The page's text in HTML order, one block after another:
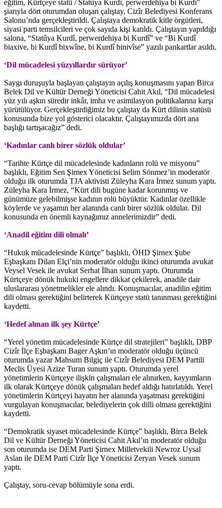
eğitim, Kürtçeye statü / Statûya Kurdî, perwerdehiya bi Kurdî”
şiarıyla dört oturumdan oluşan çalıştay, Cizîr Belediyesi Konferans
Salonu’nda gerçekleştirildi. Çalıştaya demokratik kitle örgütleri,
siyasi parti temsilcileri ve çok sayıda kişi katıldı. Çalıştayın yapıldığı
salona, “Statûya Kurdî, perwerdehiya bi Kurdî” ve “Bi Kurdî
biaxive, bi Kurdî bixwîne, bi Kurdî binivîse” yazılı pankartlar asıldı.
‘Dil mücadelesi yüzyıllardır sürüyor’
Saygı duruşuyla başlayan çalıştayın açılış konuşmasını yapan Birca
Belek Dil ve Kültür Derneği Yöneticisi Cahit Akıl, “Dil mücadelesi
yüz yılı aşkın süredir inkâr, imha ve asimilasyon politikalarına karşı
yürütülüyor. Gerçekleştirdiğimiz bu çalıştay da Kürt dilinin statüsü
konusunda bize yol gösterici olacaktır. Çalıştayımızda dört ana
başlığı tartışacağız” dedi.
‘Kadınlar canlı birer sözlük oldular’
“Tarihte Kürtçe dil mücadelesinde kadınların rolü ve misyonu”
başlıklı, Eğitim Sen Şirnex Yöneticisi Selim Sönmez’in moderatör
olduğu ilk oturumda TJA aktivisti Züleyha Kara İrmez sunum yaptı.
Züleyha Kara İrmez, “Kürt dili bugüne kadar korunmuş ve
günümüze gelebilmişse kadının rolü büyüktür. Kadınlar özellikle
köylerde ve yaşamın her alanında canlı birer sözlük oldular. Dil
konusunda en önemli kaynağımız annelerimizdir” dedi.
‘Anadil eğitim dili olmalı’
“Hukuk mücadelesinde Kürtçe” başlıklı, ÖHD Şirnex Şube
Eşbaşkanı Dilan Elçi’nin moderatör olduğu ikinci oturumda avukat
Veysel Vesek ile avukat Serhat İlhan sunum yaptı. Oturumda
Kürtçeye dönük hukuki engellere dikkat çekilerek, anadile dair
uluslararası yönetmelikler ele alındı. Konuşmacılar, anadilin eğitim
dili olması gerektiğini belirterek Kürtçeye statü tanınması gerektiğini
kaydetti.
‘Hedef alınan ilk şey Kürtçe’
“Yerel yönetim mücadelesinde Kürtçe dil stratejileri” başlıklı, DBP
Cizîr İlçe Eşbaşkanı Bager Aşkın’ın moderatör olduğu üçüncü
oturumda yazar Mahsum Bilgiç ile Cizîr Belediyesi DEM Partili
Meclis Üyesi Azize Turan sunum yaptı. Oturumda yerel
yönetimlerin Kürtçeye ilişkin çalışmaları ele alınırken, kayyımların
ilk olarak Kürtçeye dönük çalışmaları hedef aldığı hatırlatıldı. Yerel
yönetimlerin Kürtçeyi hayatın her alanında yaşatması gerektiğini
vurgulayan konuşmacılar, belediyelerin çok dilli olması gerektiğini
kaydetti.
“Demokratik siyaset mücadelesinde Kürtçe” başlıklı, Birca Belek
Dil ve Kültür Derneği Yöneticisi Cahit Akıl’ın moderatör olduğu
son oturumda ise DEM Parti Şirnex Milletvekili Newroz Uysal
Aslan ile DEM Parti Cizîr İlçe Yöneticisi Zeryan Vesek sunum
yaptı.
Çalıştay, soru-cevap bölümüyle sona erdi.